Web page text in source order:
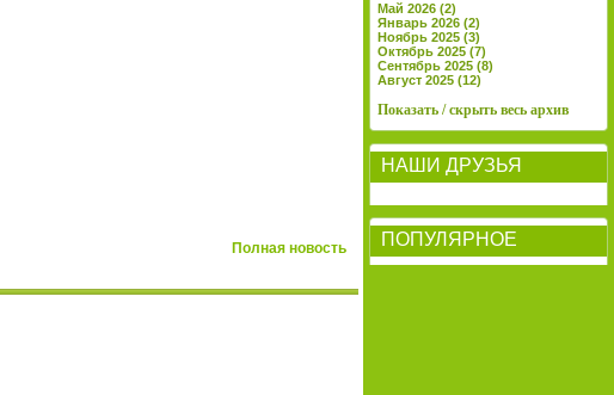
Полная новость
Май 2026 (2)
Январь 2026 (2)
Ноябрь 2025 (3)
Октябрь 2025 (7)
Сентябрь 2025 (8)
Август 2025 (12)
Показать / скрыть весь архив
НАШИ ДРУЗЬЯ
ПОПУЛЯРНОЕ